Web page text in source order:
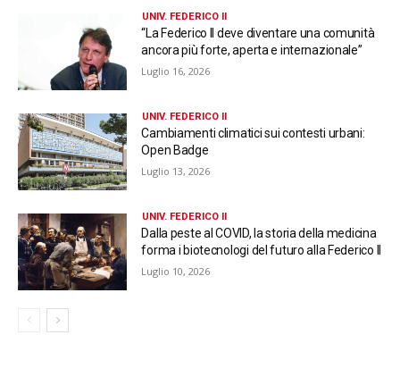
UNIV. FEDERICO II
“La Federico II deve diventare una comunità
ancora più forte, aperta e internazionale”
Luglio 16, 2026
UNIV. FEDERICO II
Cambiamenti climatici sui contesti urbani:
Open Badge
Luglio 13, 2026
UNIV. FEDERICO II
Dalla peste al COVID, la storia della medicina
forma i biotecnologi del futuro alla Federico II
Luglio 10, 2026